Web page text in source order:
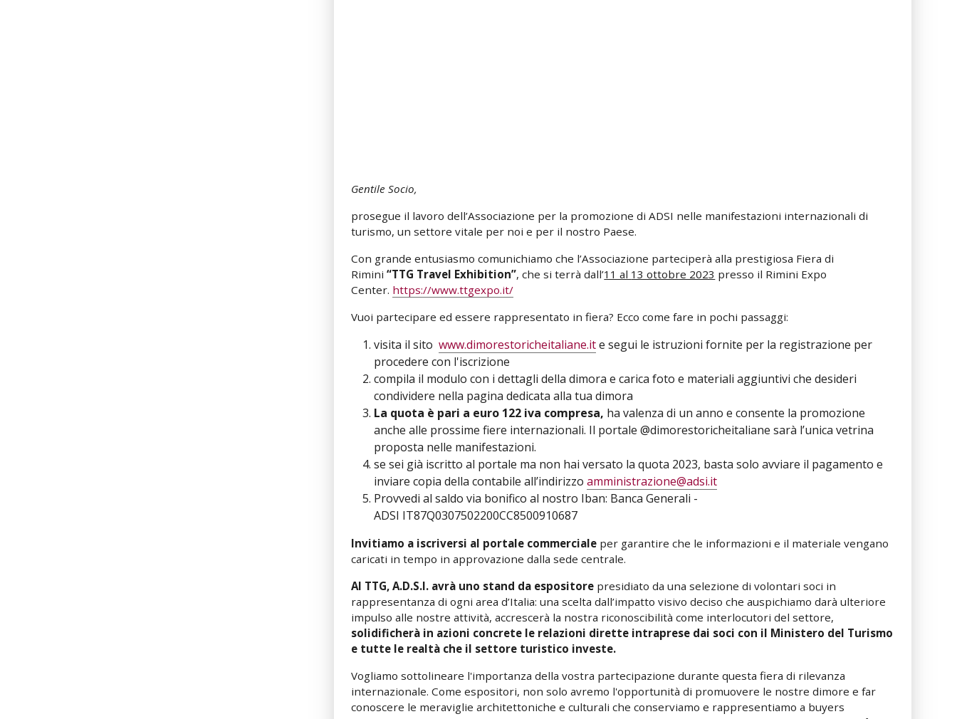
Gentile Socio,
prosegue il lavoro dell’Associazione per la promozione di ADSI nelle manifestazioni internazionali di
turismo, un settore vitale per noi e per il nostro Paese.
Con grande entusiasmo comunichiamo che l’Associazione parteciperà alla prestigiosa Fiera di
Rimini“TTG Travel Exhibition”, che si terrà dall’11 al 13 ottobre 2023 presso il Rimini Expo
Center. https://www.ttgexpo.it/
Vuoi partecipare ed essere rappresentato in fiera? Ecco come fare in pochi passaggi:
visita il sitowww.dimorestoricheitaliane.ite segui le istruzioni fornite per la registrazione per
procedere con l'iscrizione
compila il modulo con i dettagli della dimora e carica foto e materiali aggiuntivi che desideri
condividere nella pagina dedicata alla tua dimora
La quota è pari a euro 122 iva compresa, ha valenza di un anno e consente la promozione
anche alle prossime fiere internazionali. Il portale @dimorestoricheitaliane sarà l’unica vetrina
proposta nelle manifestazioni.
se sei già iscritto al portale ma non hai versato la quota 2023, basta solo avviare il pagamento e
inviare copia della contabile all’indirizzoamministrazione@adsi.it
Provvedi al saldo via bonifico al nostro Iban: Banca Generali -
ADSI IT87Q0307502200CC8500910687
Invitiamo a iscriversi al portale commerciale per garantire che le informazioni e il materiale vengano
caricati in tempo in approvazione dalla sede centrale.
Al TTG, A.D.S.I. avrà uno stand da espositore presidiato da una selezione di volontari soci in
rappresentanza di ogni area d’Italia: una scelta dall’impatto visivo deciso che auspichiamo darà ulteriore
impulso alle nostre attività, accrescerà la nostra riconoscibilità come interlocutori del settore,
solidificherà in azioni concrete le relazioni dirette intraprese dai soci con il Ministero del Turismo
e tutte le realtà che il settore turistico investe.
Vogliamo sottolineare l'importanza della vostra partecipazione durante questa fiera di rilevanza
internazionale. Come espositori, non solo avremo l'opportunità di promuovere le nostre dimore e far
conoscere le meraviglie architettoniche e culturali che conserviamo e rappresentiamo a buyers